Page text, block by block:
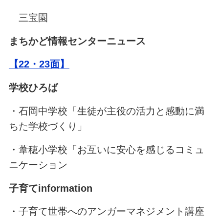
三宝園
まちかど情報センターニュース
【22・23面】
学校ひろば
・石岡中学校「生徒が主役の活力と感動に満
ちた学校づくり」
・葦穂小学校「お互いに安心を感じるコミュ
ニケーション
子育てinformation
・子育て世帯へのアンガーマネジメント講座